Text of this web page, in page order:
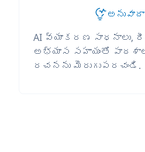
AI వ్యాకరణ సాధనాలు,
అభ్యాస సహాయంతో
రచనను మెరుగుపరచండి.